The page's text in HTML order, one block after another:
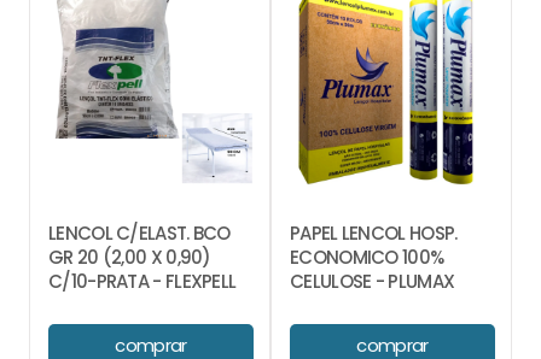
LENCOL C/ELAST. BCO
GR 20 (2,00 X 0,90)
C/10-PRATA - FLEXPELL
comprar
PAPEL LENCOL HOSP.
ECONOMICO 100%
CELULOSE - PLUMAX
comprar